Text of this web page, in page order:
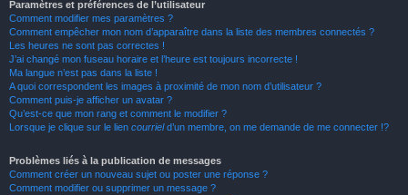
Paramètres et préférences de l’utilisateur
Comment modifier mes paramètres ?
Comment empêcher mon nom d’apparaître dans la liste des membres connectés ?
Les heures ne sont pas correctes !
J’ai changé mon fuseau horaire et l’heure est toujours incorrecte !
Ma langue n’est pas dans la liste !
A quoi correspondent les images à proximité de mon nom d’utilisateur ?
Comment puis-je afficher un avatar ?
Qu’est-ce que mon rang et comment le modifier ?
Lorsque je clique sur le lien courrield’un membre, on me demande de me connecter !?
Problèmes liés à la publication de messages
Comment créer un nouveau sujet ou poster une réponse ?
Comment modifier ou supprimer un message ?